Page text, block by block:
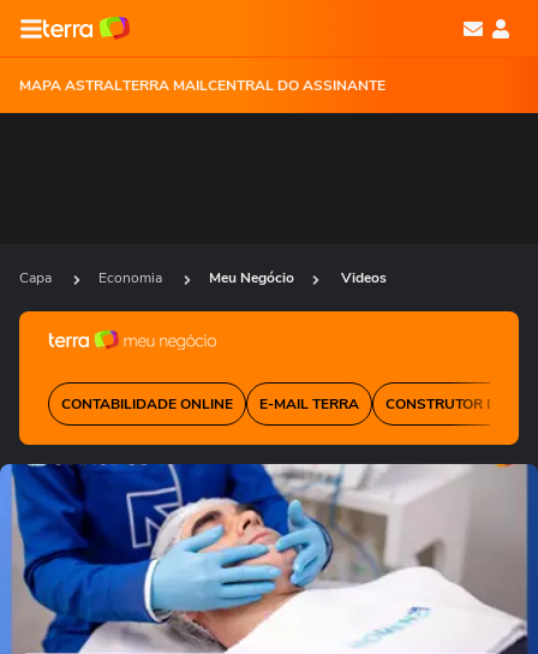
MAPA ASTRALTERRA MAILCENTRAL DO ASSINANTE
Capa Economia Meu Negócio Videos
CONTABILIDADE ONLINE E-MAIL TERRA CONSTRUTOR DE SITE
Ops!
Não foi possível reproduzir o vídeo
Tentar novamente